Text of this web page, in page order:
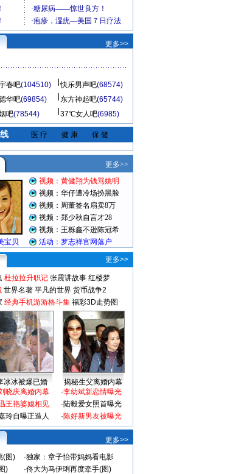
更多>>
春吧(104510) 快乐男声吧(68574)
华吧(69854) 东方神起吧(65744)
吧(78544) 37℃女人吧(6985)
医 疗 健 康 保 健
更多>>
杜拉拉升职记 张震讲故事 红楼梦
世界名著 平凡的世界 货币战争2
经典手机游游格斗集 福彩3D走势图
冰冰被爆已婚
揭秘生父离婚内幕
晓庆离婚内幕
王艳婆媳相见
玲自曝正造人
·李幼斌新恋情曝光
·陆毅爱女照首曝光
·陈好新男友被曝光
更多>>
(图) ·独家：章子怡带妈妈看电影
) ·佟大为马伊琍再度牵手(图)